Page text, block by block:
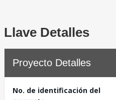
Llave Detalles
Proyecto Detalles
No. de identificación del